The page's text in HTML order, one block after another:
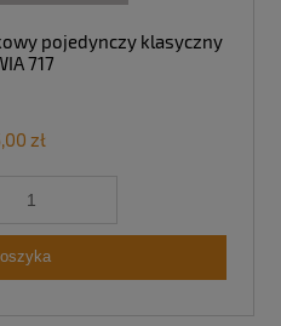
pojedynczy klasyczny
717
zł